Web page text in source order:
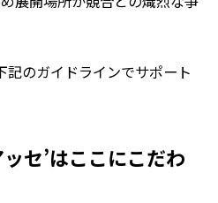
のガイドラインでサポート
セ’はここにこだわ